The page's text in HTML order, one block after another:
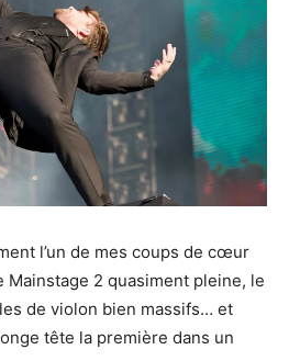
l’un de mes coups de cœur
Mainstage 2 quasiment pleine, le
de violon bien massifs… et
tête la première dans un